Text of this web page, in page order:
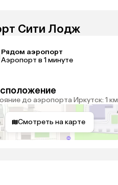
Сити Лодж
Рядом аэропорт
Аэропорт в 1 минуте
до аэропорта Иркутск: 1 км
Смотреть на карте